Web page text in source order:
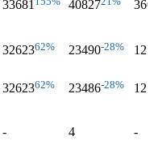
33681 40827
3262362% 23490-28%
3262362% 23486-28%
- 4 -